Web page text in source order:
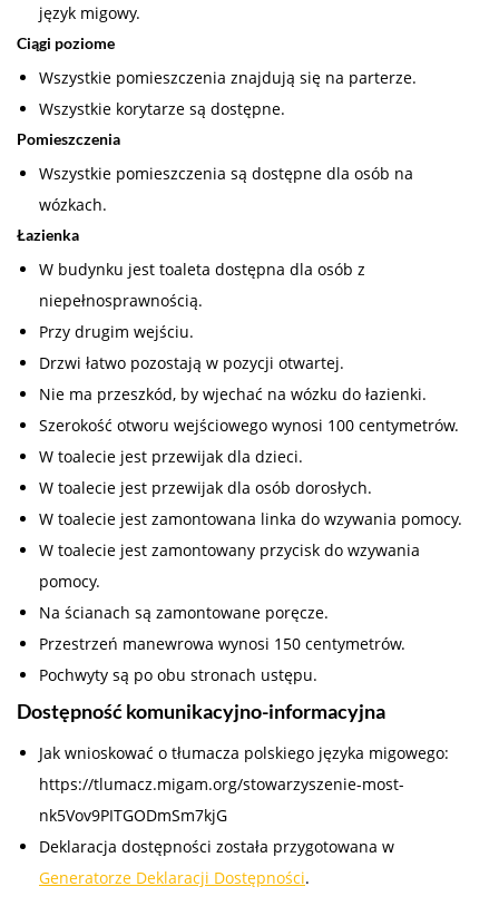
język migowy.
Ciągi poziome
Wszystkie pomieszczenia znajdują się na parterze.
Wszystkie korytarze są dostępne.
Pomieszczenia
Wszystkie pomieszczenia są dostępne dla osób na
wózkach.
Łazienka
W budynku jest toaleta dostępna dla osób z
niepełnosprawnością.
Przy drugim wejściu.
Drzwi łatwo pozostają w pozycji otwartej.
Nie ma przeszkód, by wjechać na wózku do łazienki.
Szerokość otworu wejściowego wynosi 100 centymetrów.
W toalecie jest przewijak dla dzieci.
W toalecie jest przewijak dla osób dorosłych.
W toalecie jest zamontowana linka do wzywania pomocy.
W toalecie jest zamontowany przycisk do wzywania
pomocy.
Na ścianach są zamontowane poręcze.
Przestrzeń manewrowa wynosi 150 centymetrów.
Pochwyty są po obu stronach ustępu.
Dostępność komunikacyjno-informacyjna
Jak wnioskować o tłumacza polskiego języka migowego:
https://tlumacz.migam.org/stowarzyszenie-most-
nk5Vov9PITGODmSm7kjG
Deklaracja dostępności została przygotowana w
Generatorze Deklaracji Dostępności.